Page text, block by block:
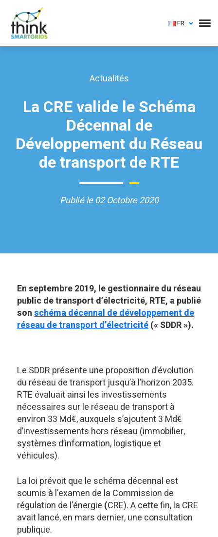
FR
Actualités
La CRE valide le Schéma
Décennal de
Développement du Réseau
de transport de RTE
Publié le 02 Octobre 2020
En septembre 2019, le gestionnaire du réseau
public de transport d’électricité, RTE, a publié
sonschéma décennal de développement de
réseau de transport d’électricité(« SDDR »).
Le SDDR présente une proposition d’évolution
du réseau de transport jusqu’à l’horizon 2035.
RTE évaluait ainsi les investissements
nécessaires sur le réseau de transport à
environ 33 Md€, auxquels s’ajoutent 3 Md€
d’investissements hors réseau (immobilier,
systèmes d’information, logistique et
véhicules).
La loi prévoit que le schéma décennal est
soumis à l’examen de la Commission de
régulation de l’énergie (CRE). A cette fin, la CRE
avait lancé, en mars dernier, une consultation
publique.